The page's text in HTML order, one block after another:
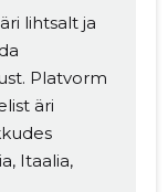
lihtsalt ja
Platvorm
äri
Itaalia,